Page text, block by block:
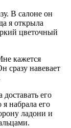
В салоне он
я открыла
цветочный
кажется
сразу навевает
его
набрала его
ладони и